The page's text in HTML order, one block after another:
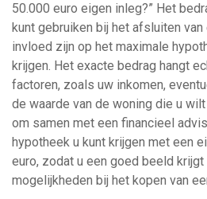
50.000 euro eigen inleg?” Het
kunt gebruiken bij het afsluiten van
invloed zijn op het maximale
krijgen. Het exacte bedrag hangt
factoren, zoals uw inkomen,
de waarde van de woning die u
om samen met een financieel
hypotheek u kunt krijgen met een
euro, zodat u een goed beeld krijgt
mogelijkheden bij het kopen van